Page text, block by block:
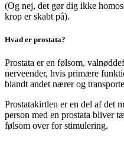
(Og nej, det gør dig ikke
krop er skabt på).
Hvad er prostata?
Prostata er en følsom,
nerveender, hvis primære
blandt andet nærer og
Prostatakirtlen er en del af det
person med en prostata bliver
følsom over for stimulering.